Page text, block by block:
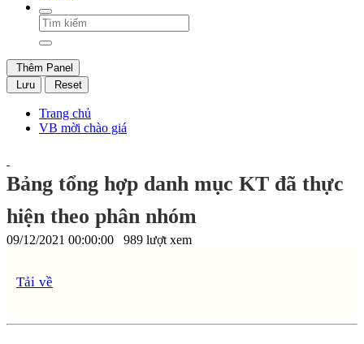
Thêm Panel
Lưu
Reset
Trang chủ
VB mời chào giá
Bảng tổng hợp danh mục KT đã thực
hiện theo phân nhóm
09/12/2021 00:00:00 989 lượt xem
Tải về